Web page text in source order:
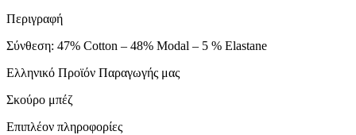
Περιγραφή
Σύνθεση: 47% Cotton – 48% Modal – 5 % Elastane
Ελληνικό Προϊόν Παραγωγής μας
Σκούρο μπέζ
Επιπλέον πληροφορίες